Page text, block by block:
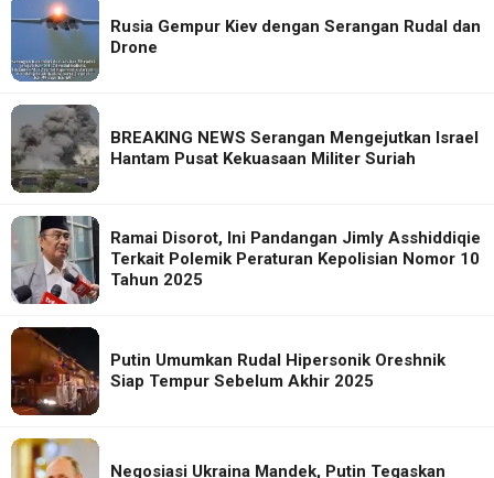
Rusia Gempur Kiev dengan Serangan Rudal dan
Drone
BREAKING NEWS Serangan Mengejutkan Israel
Hantam Pusat Kekuasaan Militer Suriah
Ramai Disorot, Ini Pandangan Jimly Asshiddiqie
Terkait Polemik Peraturan Kepolisian Nomor 10
Tahun 2025
Putin Umumkan Rudal Hipersonik Oreshnik
Siap Tempur Sebelum Akhir 2025
Negosiasi Ukraina Mandek, Putin Tegaskan